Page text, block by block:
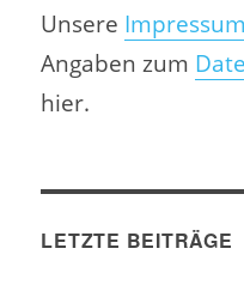
Unsere
Angaben zum
hier.
LETZTE BEITRÄGE